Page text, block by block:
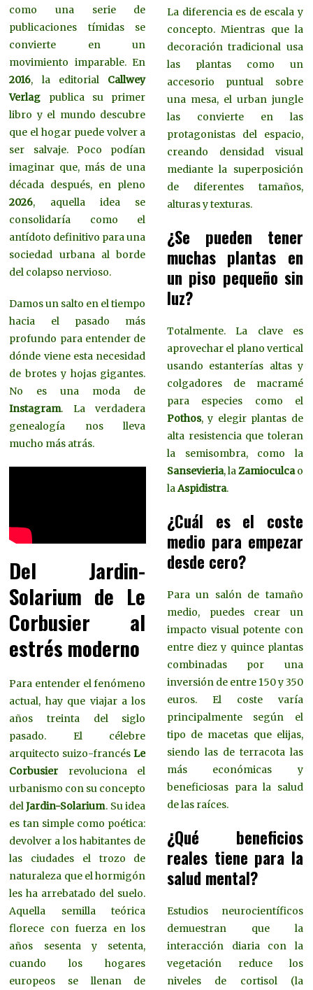
como una serie de
publicaciones tímidas se
convierte en un
movimiento imparable. En
2016, la editorial Callwey
Verlag publica su primer
libro y el mundo descubre
que el hogar puede volver a
ser salvaje. Poco podían
imaginar que, más de una
década después, en pleno
2026, aquella idea se
consolidaría como el
antídoto definitivo para una
sociedad urbana al borde
del colapso nervioso.
Damos un salto en el tiempo
hacia el pasado más
profundo para entender de
dónde viene esta necesidad
de brotes y hojas gigantes.
No es una moda de
Instagram. La verdadera
genealogía nos lleva
mucho más atrás.
Del Jardin-
Solarium de Le
Corbusier al
estrés moderno
Para entender el fenómeno
actual, hay que viajar a los
años treinta del siglo
pasado. El célebre
arquitecto suizo-francésLe
Corbusier revoluciona el
urbanismo con su concepto
delJardin-Solarium. Su idea
es tan simple como poética:
devolver a los habitantes de
las ciudades el trozo de
naturaleza que el hormigón
les ha arrebatado del suelo.
Aquella semilla teórica
florece con fuerza en los
años sesenta y setenta,
cuando los hogares
europeos se llenan de
La diferencia es de escala y
concepto. Mientras que la
decoración tradicional usa
las plantas como un
accesorio puntual sobre
una mesa, el urban jungle
las convierte en las
protagonistas del espacio,
creando densidad visual
mediante la superposición
de diferentes tamaños,
alturas y texturas.
¿Se pueden tener
muchas plantas en
un piso pequeño sin
luz?
Totalmente. La clave es
aprovechar el plano vertical
usando estanterías altas y
colgadores de macramé
para especies como el
Pothos, y elegir plantas de
alta resistencia que toleran
la semisombra, como la
Sansevieria, laZamioculcao
laAspidistra.
¿Cuál es el coste
medio para empezar
desde cero?
Para un salón de tamaño
medio, puedes crear un
impacto visual potente con
entre diez y quince plantas
combinadas por una
inversión de entre 150 y 350
euros. El coste varía
principalmente según el
tipo de macetas que elijas,
siendo las de terracota las
más económicas y
beneficiosas para la salud
de las raíces.
¿Qué beneficios
reales tiene para la
salud mental?
Estudios neurocientíficos
demuestran que la
interacción diaria con la
vegetación reduce los
niveles de cortisol (la